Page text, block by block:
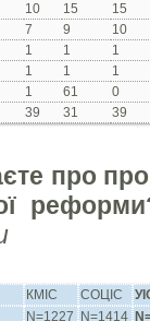
10 15
15
7 9
10
1 1
1
1 1
1
1 61
0
39 31 39
про
КМІС СОЦІС
N=1227
N=1414